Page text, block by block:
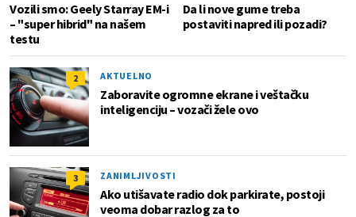
Vozili smo: Geely Starray EM-i
– "super hibrid" na našem
testu
Da li nove gume treba
postaviti napred ili pozadi?
2 AKTUELNO
Zaboravite ogromne ekrane i veštačku
inteligenciju – vozači žele ovo
3 ZANIMLJIVOSTI
Ako utišavate radio dok parkirate, postoji
veoma dobar razlog za to